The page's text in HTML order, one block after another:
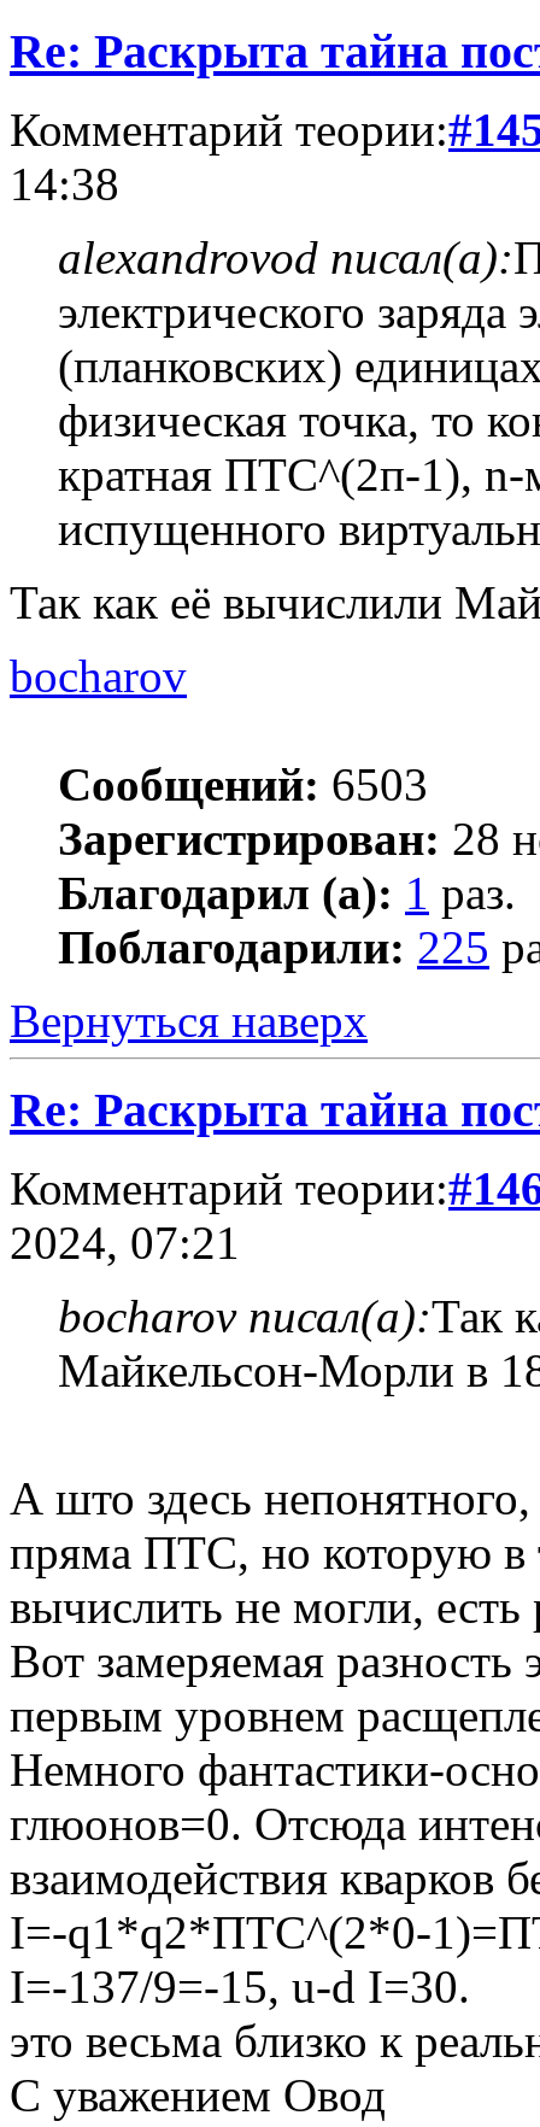
Re: Раскрыта тайна
Комментарий теории:
14:38
alexandrovod писал(а):
электрического заряда
(планковских)
физическая точка, то
кратная ПТС^(2п-1), n-
испущенного
Так как её вычислили
bocharov
Сообщений: 6503
Зарегистрирован: 28
Благодарил (а): 1 раз.
Поблагодарили: 225
Вернуться наверх
Re: Раскрыта тайна
Комментарий теории:
2024, 07:21
bocharov писал(а):Так
Майкельсон-Морли в
А што здесь
пряма ПТС, но которую в
вычислить не могли,
Вот замеряемая
первым уровнем
Немного фантастики-
глюонов=0. Отсюда
взаимодействия кварков
I=-q1*q2*ПТС^(2*0-
I=-137/9=-15, u-d I=30.
это весьма близко к
С уважением Овод